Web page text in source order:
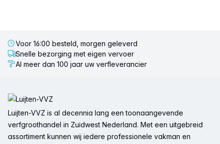
Voor 16:00 besteld, morgen geleverd
Snelle bezorging met eigen vervoer
Al meer dan 100 jaar uw verfleverancier
Luijten-VVZ is al decennia lang een toonaangevende
verfgroothandel in Zuidwest Nederland. Met een uitgebreid
assortiment kunnen wij iedere professionele vakman en